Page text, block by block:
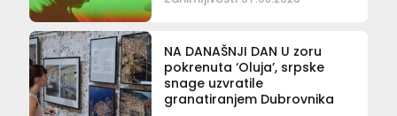
NA DANAŠNJI DAN U zoru
pokrenuta ‘Oluja’, srpske
snage uzvratile
granatiranjem Dubrovnika